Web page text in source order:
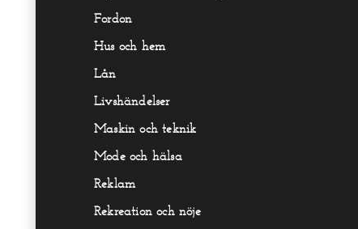
Fordon
Hus och hem
Lån
Livshändelser
Maskin och teknik
Mode och hälsa
Reklam
Rekreation och nöje